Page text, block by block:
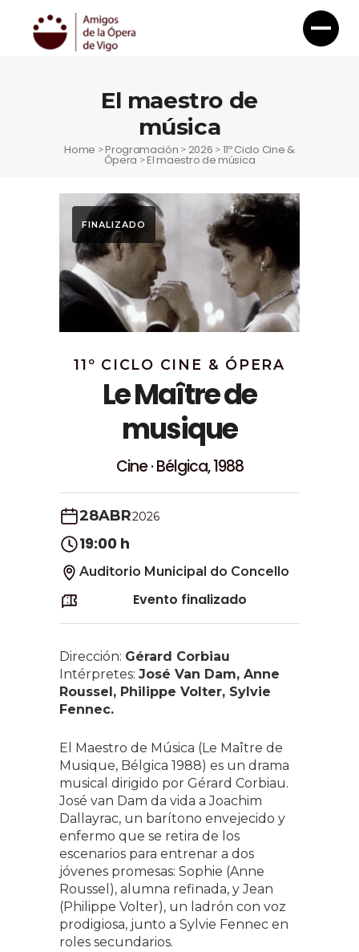
El maestro de
música
Home >Programación > 2026 >11º Ciclo Cine &
Ópera >El maestro de música
FINALIZADO
11º CICLO CINE & ÓPERA
Le Maître de
musique
Cine · Bélgica, 1988
28ABR2026
19:00 h
Auditorio Municipal do Concello
Evento finalizado
Dirección: Gérard Corbiau
Intérpretes: José Van Dam, Anne
Roussel, Philippe Volter, Sylvie
Fennec.
El Maestro de Música (Le Maître de
Musique, Bélgica 1988) es un drama
musical dirigido por Gérard Corbiau.
José van Dam da vida a Joachim
Dallayrac, un barítono envejecido y
enfermo que se retira de los
escenarios para entrenar a dos
jóvenes promesas: Sophie (Anne
Roussel), alumna refinada, y Jean
(Philippe Volter), un ladrón con voz
prodigiosa, junto a Sylvie Fennec en
roles secundarios.